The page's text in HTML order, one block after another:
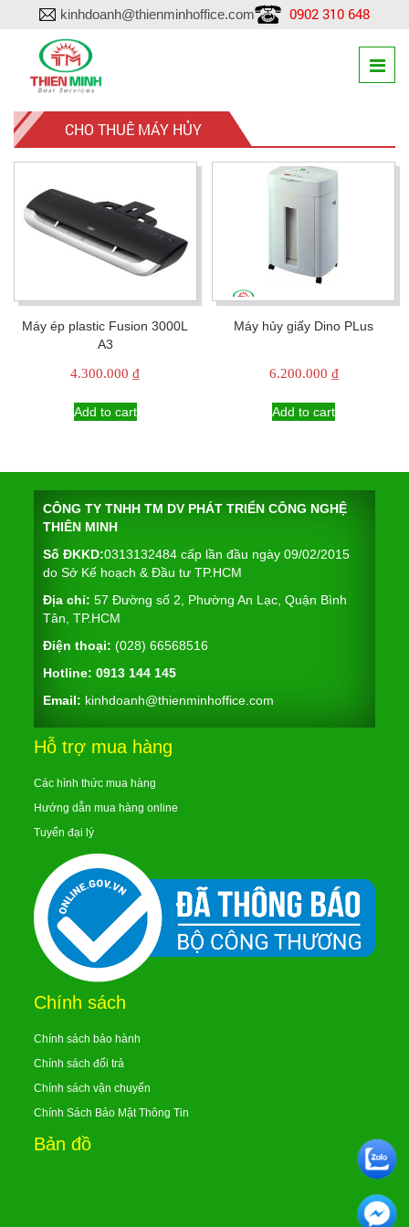
kinhdoanh@thienminhoffice.com 0902 310 648
CHO THUÊ MÁY HỦY
Máy ép plastic Fusion 3000L
A3
4.300.000₫
Add to cart
Máy hủy giấy Dino PLus
6.200.000 ₫
Add to cart
CÔNG TY TNHH TM DV PHÁT TRIỂN CÔNG NGHỆ
THIÊN MINH
Số ĐKKD:0313132484 cấp lần đầu ngày 09/02/2015
do Sở Kế hoạch & Đầu tư TP.HCM
Địa chỉ: 57 Đường số 2, Phường An Lạc, Quận Bình
Tân, TP.HCM
Điện thoại: (028) 66568516
Hotline: 0913 144 145
Email: kinhdoanh@thienminhoffice.com
Hỗ trợ mua hàng
Các hình thức mua hàng
Hướng dẫn mua hàng online
Tuyển đại lý
Chính sách
Chính sách bảo hành
Chính sách đổi trả
Chính sách vận chuyển
Chính Sách Bảo Mật Thông Tin
Bản đồ